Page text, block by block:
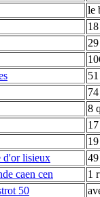
le
8
d'or lisieux
caen cen
1
50